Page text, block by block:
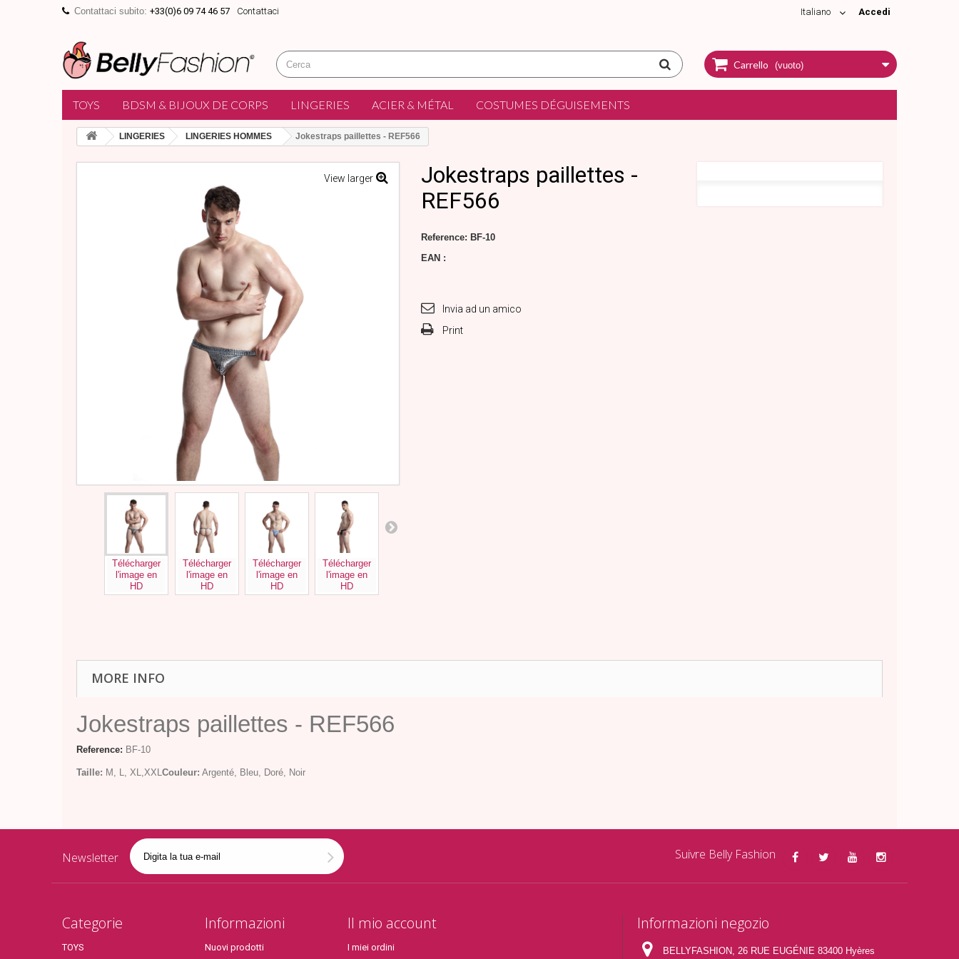
Accedi
Italiano
Contattaci subito: +33(0)6 09 74 46 57 Contattaci
Carrello (vuoto)
TOYS BDSM & BIJOUX DE CORPS LINGERIES ACIER & MÉTAL COSTUMES DÉGUISEMENTS
LINGERIES LINGERIES HOMMES Jokestraps paillettes - REF566
View larger
Télécharger
l'image en
HD
Télécharger
l'image en
HD
Télécharger
l'image en
HD
Télécharger
l'image en
HD
Jokestraps paillettes -
REF566
Reference: BF-10
EAN :
Invia ad un amico
Print
MORE INFO
Jokestraps paillettes - REF566
Reference: BF-10
Taille: M, L, XL,XXLCouleur: Argenté, Bleu, Doré, Noir
Newsletter Suivre Belly Fashion
Categorie
TOYS
Informazioni
Nuovi prodotti
Il mio account
I miei ordini
Informazioni negozio
BELLYFASHION, 26 RUE EUGÉNIE 83400 Hyères